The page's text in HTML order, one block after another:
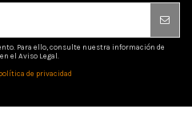
Para ello, consulte nuestra información de
el Aviso Legal.
política de privacidad